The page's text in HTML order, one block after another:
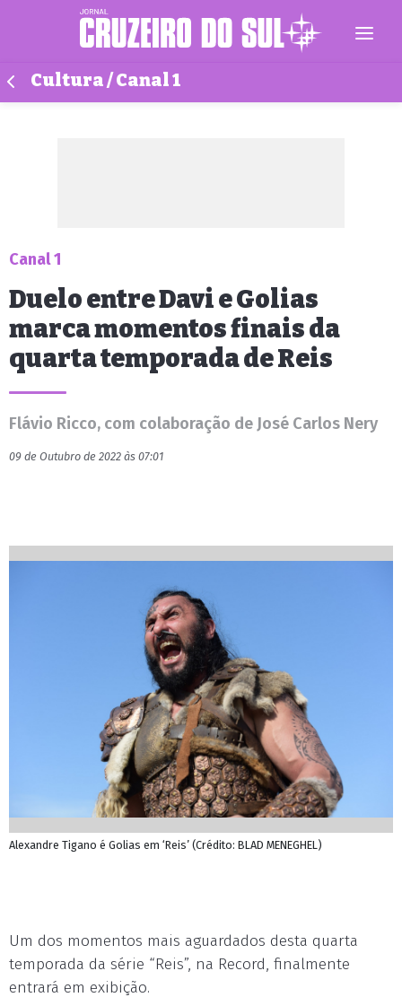
Cultura / Canal 1
Canal 1
Duelo entre Davi e Golias
marca momentos finais da
quarta temporada de Reis
Flávio Ricco, com colaboração de José Carlos Nery
09 de Outubro de 2022 às 07:01
Alexandre Tigano é Golias em ‘Reis’ (Crédito: BLAD MENEGHEL)
Um dos momentos mais aguardados desta quarta
temporada da série “Reis”, na Record, finalmente
entrará em exibição.